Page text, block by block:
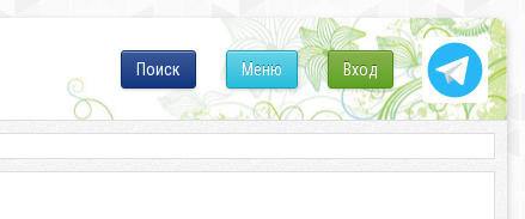
Вход
Меню
Поиск